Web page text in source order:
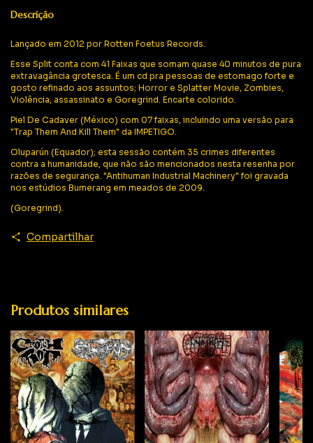
Descrição
Lançado em 2012 por Rotten Foetus Records.
Esse Split conta com 41 Faixas que somam quase 40 minutos de pura
extravagância grotesca. É um cd pra pessoas de estomago forte e
gosto refinado aos assuntos; Horror e Splatter Movie, Zombies,
Violência, assassinato e Goregrind. Encarte colorido.
Piel De Cadaver (México) com 07 faixas, incluindo uma versão para
"Trap Them And Kill Them" da IMPETIGO.
Oluparún (Equador); esta sessão contém 35 crimes diferentes
contra a humanidade, que não são mencionados nesta resenha por
razões de segurança. "Antihuman Industrial Machinery" foi gravada
nos estúdios Bumerang em meados de 2009.
(Goregrind).
Compartilhar
Produtos similares